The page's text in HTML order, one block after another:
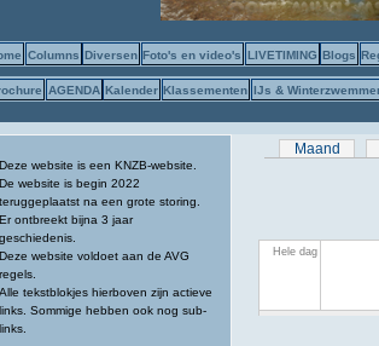
Columns Diversen Foto's en video's LIVETIMING Blogs
AGENDA Kalender Klassementen IJs &
Deze website is een KNZB-website.
De website is begin 2022
teruggeplaatst na een grote storing.
Er ontbreekt bijna 3 jaar
geschiedenis.
Deze website voldoet aan de AVG
regels.
Alle tekstblokjes hierboven zijn actieve
links. Sommige hebben ook nog sub-
links.
Primaire tabs
Maand
Hele dag